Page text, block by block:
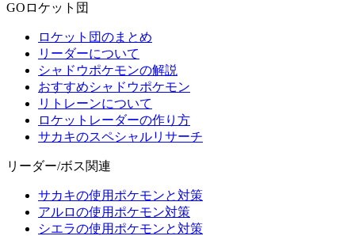
GOロケット団
ロケット団のまとめ
リーダーについて
シャドウポケモンの解説
おすすめシャドウポケモン
リトレーンについて
ロケットレーダーの作り方
サカキのスペシャルリサーチ
リーダー/ボス関連
サカキの使用ポケモンと対策
アルロの使用ポケモン対策
シエラの使用ポケモンと対策